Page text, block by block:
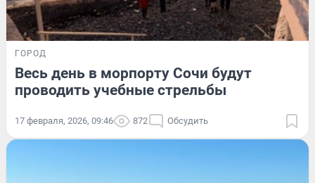
ГОРОД
Весь день в морпорту Сочи будут
проводить учебные стрельбы
17 февраля, 2026, 09:46 872 Обсудить